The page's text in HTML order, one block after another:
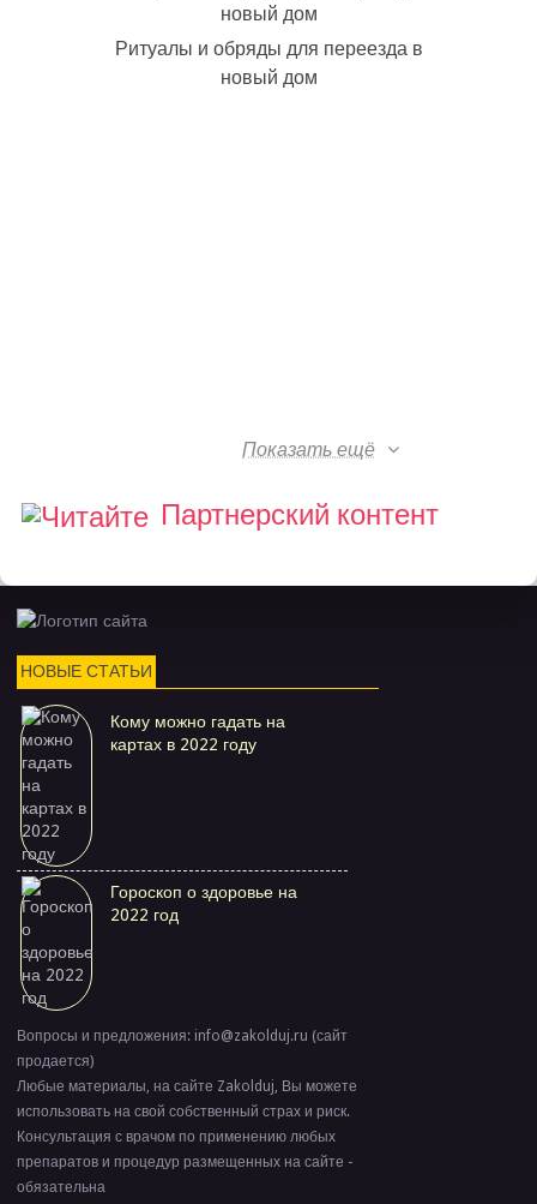
Ритуалы и обряды для переезда в
новый дом
Показать ещё
Партнерский контент
НОВЫЕ СТАТЬИ
Кому можно гадать на
картах в 2022 году
Гороскоп о здоровье на
2022 год
Вопросы и предложения: info@zakolduj.ru (сайт
продается)
Любые материалы, на сайте Zakolduj, Вы можете
использовать на свой собственный страх и риск.
Консультация с врачом по применению любых
препаратов и процедур размещенных на сайте -
обязательна